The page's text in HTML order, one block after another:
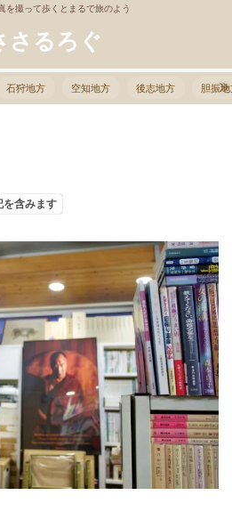
を撮って歩くとまるで旅のよう
さるろぐ
石狩地方 空知地方 後志地方 胆振
を含みます